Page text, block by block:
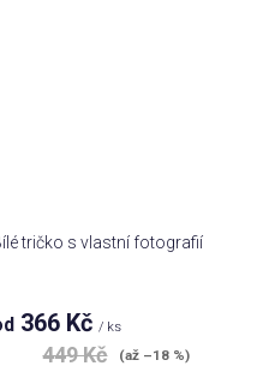
tričko s vlastní fotografií
366 Kč/ ks
449 Kč (až –18 %)